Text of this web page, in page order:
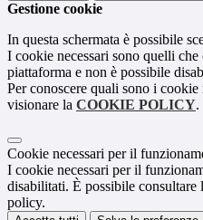
Gestione cookie
In questa schermata è possibile
I cookie necessari sono quelli
piattaforma e non è possibile
Per conoscere quali sono i
visionare la COOKIE POLICY.
Cookie necessari per il
I cookie necessari per il
disabilitati. È possibile
policy.